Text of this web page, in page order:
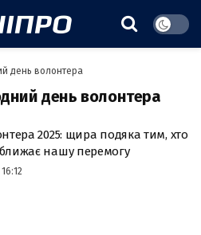
день волонтера
день волонтера
2025: щира подяка тим, хто
нашу перемогу